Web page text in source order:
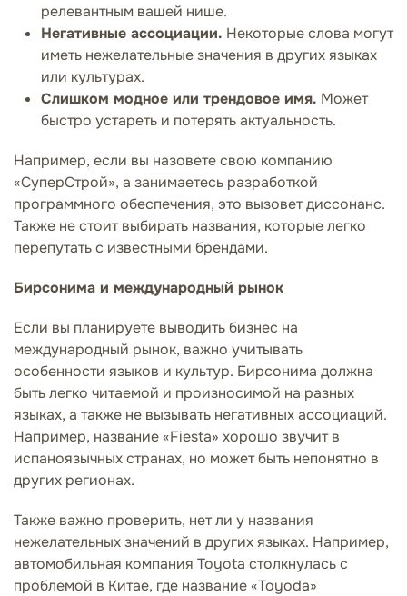
релевантным вашей нише.
Негативные ассоциации. Некоторые слова могут
иметь нежелательные значения в других языках
или культурах.
Слишком модное или трендовое имя. Может
быстро устареть и потерять актуальность.
Например, если вы назовете свою компанию
«СуперСтрой», а занимаетесь разработкой
программного обеспечения, это вызовет диссонанс.
Также не стоит выбирать названия, которые легко
перепутать с известными брендами.
Бирсонима и международный рынок
Если вы планируете выводить бизнес на
международный рынок, важно учитывать
особенности языков и культур. Бирсонима должна
быть легко читаемой и произносимой на разных
языках, а также не вызывать негативных ассоциаций.
Например, название «Fiesta» хорошо звучит в
испаноязычных странах, но может быть непонятно в
других регионах.
Также важно проверить, нет ли у названия
нежелательных значений в других языках. Например,
автомобильная компания Toyota столкнулась с
проблемой в Китае, где название «Toyoda»